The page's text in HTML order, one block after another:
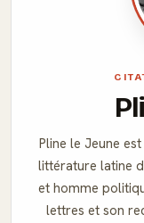
Pline le Jeune
littérature latine
et homme
lettres et son